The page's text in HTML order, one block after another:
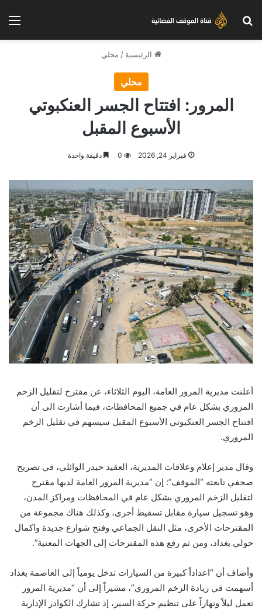
بحث عن
الرئيسية / محلي
محلي
المرور: افتتاح الجسر العنكبوتي
الأسبوع المقبل
فبراير 24, 2026 0 دقيقة واحدة
أعلنت مديرية المرور العامة، اليوم الثلاثاء، عن مقترح لتقليل الزخم
المروري بشكل عام في جميع المحافظات، فيما أشارت الى أن
افتتاح الجسر العنكبوتي الأسبوع المقبل سيسهم في تقليل الزخم
المروري.
وقال مدير إعلام وعلاقات المديرية، العقيد حيدر الوائلي، في تصريح
صحفي تابعته “الموقف”: إن “مديرية المرور العامة لديها مقترح
لتقليل الزخم المروري بشكل عام في المحافظات ومراكز المدن،
وهو تسجيل سيارة مقابل تسقيط أخرى، وكذلك هناك مجموعة من
المقترحات الأخرى، مثل النقل الجماعي وفتح شوارع جديدة واكمال
حولي بغداد، ومن ثم رفع هذه المقترحات إلى الجهات المعنية”.
وأضاف أن “اعداداً كبيرة من السيارات تدخل يومياً إلى العاصمة بغداد
أسهمت في زيادة الزخم المروري”، مشيراً إلى أن “مديرية المرور
تعمل ليلاً ونهاراً على تنظيم حركة السير، إذ تشارك الكوادر الإدارية